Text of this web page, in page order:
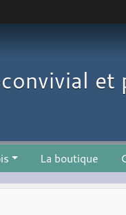
La boutique